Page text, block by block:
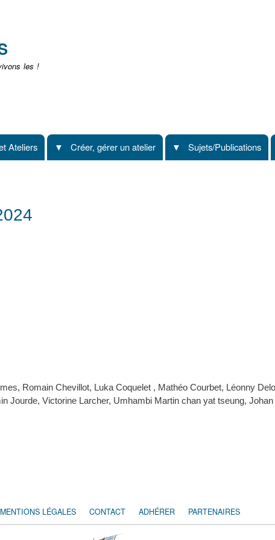
les !
Ateliers Créer, gérer un atelier Sujets/Publications
Romain Chevillot, Luka Coquelet , Mathéo Courbet, Léonny
Jourde, Victorine Larcher, Umhambi Martin chan yat tseung,
MENTIONS LÉGALES CONTACT ADHÉRER PARTENAIRES